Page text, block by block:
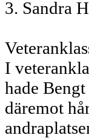
3. Sandra
I
hade
däremot